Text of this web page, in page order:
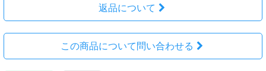
返品について
この商品について問い合わせる